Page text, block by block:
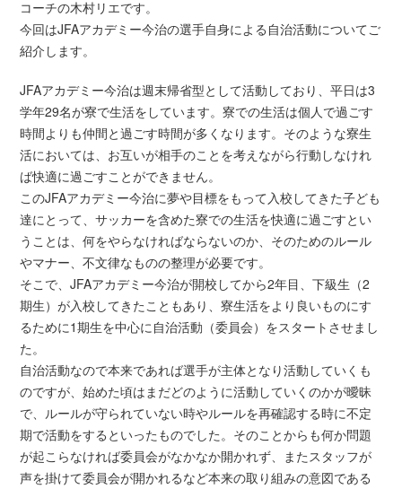
コーチの木村リエです。
今回はJFAアカデミー今治の選手自身による自治活動についてご
紹介します。
JFAアカデミー今治は週末帰省型として活動しており、平日は3
学年29名が寮で生活をしています。寮での生活は個人で過ごす
時間よりも仲間と過ごす時間が多くなります。そのような寮生
活においては、お互いが相手のことを考えながら行動しなけれ
ば快適に過ごすことができません。
このJFAアカデミー今治に夢や目標をもって入校してきた子ども
達にとって、サッカーを含めた寮での生活を快適に過ごすとい
うことは、何をやらなければならないのか、そのためのルール
やマナー、不文律なものの整理が必要です。
そこで、JFAアカデミー今治が開校してから2年目、下級生（2
期生）が入校してきたこともあり、寮生活をより良いものにす
るために1期生を中心に自治活動（委員会）をスタートさせまし
た。
自治活動なので本来であれば選手が主体となり活動していくも
のですが、始めた頃はまだどのように活動していくのかが曖昧
で、ルールが守られていない時やルールを再確認する時に不定
期で活動をするといったものでした。そのことからも何か問題
が起こらなければ委員会がなかなか開かれず、またスタッフが
声を掛けて委員会が開かれるなど本来の取り組みの意図である